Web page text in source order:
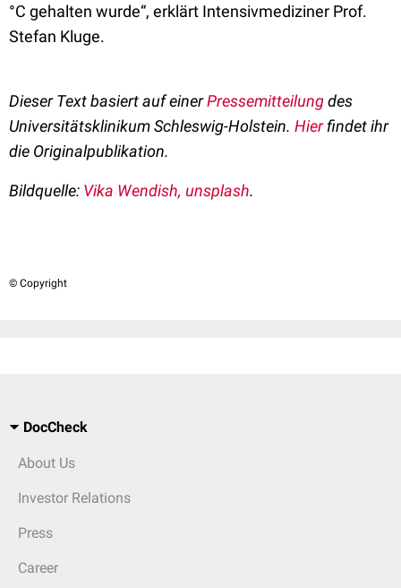
°C gehalten wurde“, erklärt Intensivmediziner Prof.
Stefan Kluge.
Dieser Text basiert auf einerPressemitteilungdes
Universitätsklinikum Schleswig-Holstein. Hierfindet ihr
die Originalpublikation.
Bildquelle: Vika Wendish, unsplash.
© Copyright
DocCheck
About Us
Investor Relations
Press
Career